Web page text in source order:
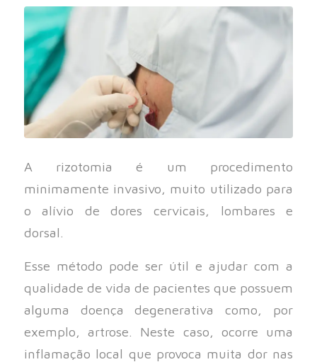
A rizotomia é um procedimento
minimamente invasivo, muito utilizado para
o alívio de dores cervicais, lombares e
dorsal.
Esse método pode ser útil e ajudar com a
qualidade de vida de pacientes que possuem
alguma doença degenerativa como, por
exemplo, artrose. Neste caso, ocorre uma
inflamação local que provoca muita dor nas